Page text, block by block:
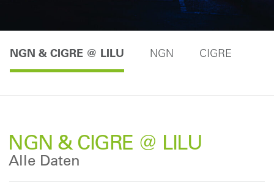
NGN & CIGRE @ LILU NGN CIGRE
NGN & CIGRE @ LILU
Alle Daten